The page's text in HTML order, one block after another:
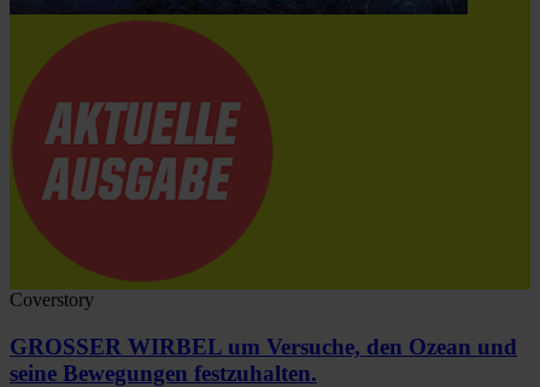
Coverstory
GROSSER WIRBEL um Versuche, den Ozean und
seine Bewegungen festzuhalten.